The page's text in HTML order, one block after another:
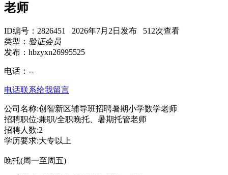
老师
ID编号：2826451 2026年7月2日发布 512次查看
类型： 验证会员
发布：hbzyxn26995525
电话： --
电话联系给我留言
公司名称:创智新区辅导班招聘暑期小学数学老师
招聘职位:兼职/全职晚托、暑期托管老师
招聘人数:2
学历要求:大专以上
晚托(周一至周五)